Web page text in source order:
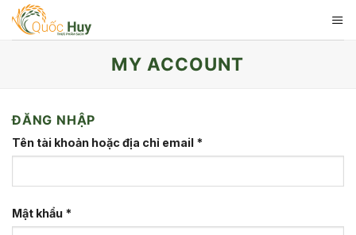
Skip
MY ACCOUNT
ĐĂNG NHẬP
Tên tài khoản hoặc địa chỉ email *
Mật khẩu *